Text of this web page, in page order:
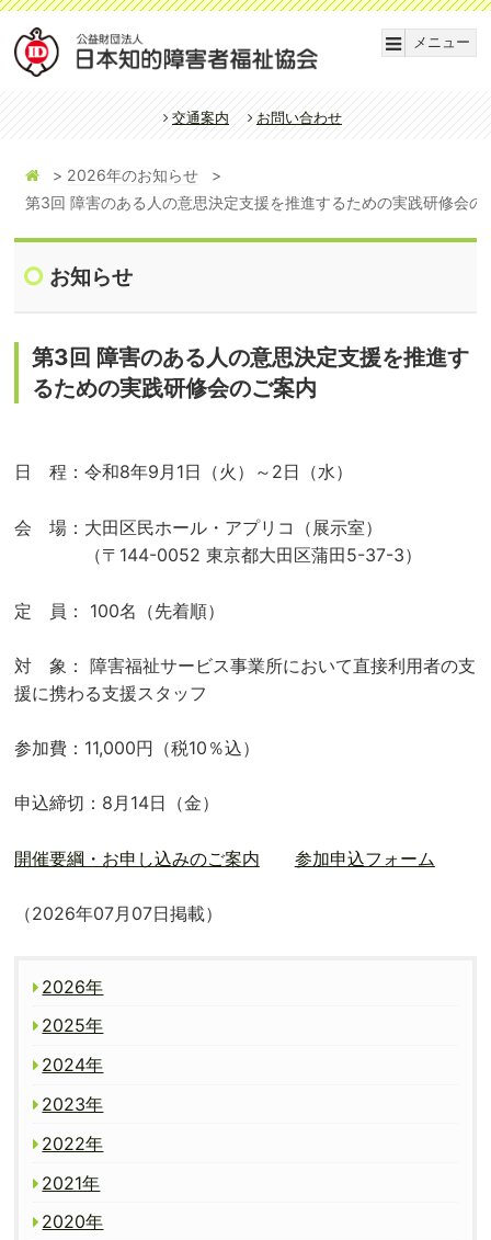
メニュー
交通案内 お問い合わせ
2026年のお知らせ
第3回 障害のある人の意思決定支援を推進するための実践研修会の
お知らせ
第3回 障害のある人の意思決定支援を推進す
るための実践研修会のご案内
日 程：令和8年9月1日（火）～2日（水）
会 場：大田区民ホール・アプリコ（展示室）
（〒144-0052 東京都大田区蒲田5-37-3）
定 員： 100名（先着順）
対 象： 障害福祉サービス事業所において直接利用者の支
援に携わる支援スタッフ
参加費：11,000円（税10％込）
申込締切：8月14日（金）
開催要綱・お申し込みのご案内 参加申込フォーム
（2026年07月07日掲載）
2026年
2025年
2024年
2023年
2022年
2021年
2020年